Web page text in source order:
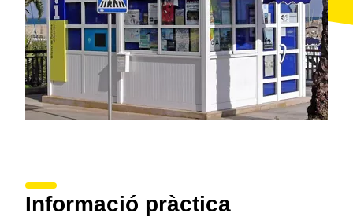
Informació pràctica